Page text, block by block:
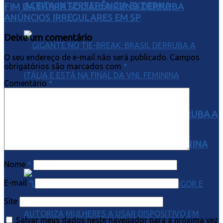
ACEITA INTERFERÊNCIA EXTERNA
GIGANTE NO TIE-BREAK: BRASIL DERRUBA A
ITÁLIA E ESTÁ NA FINAL DA VNL FEMININA
FIM DA FARRA SOCIAL: AIRBNB DERRUBA
ANÚNCIOS IRREGULARES EM SP
Deixe um comentário
O seu endereço de e-mail não será publicado. Campos
obrigatórios são marcados com *
Comentário *
Nome *
E-mail *
Site
Salvar meus dados neste navegador para a próxima vez